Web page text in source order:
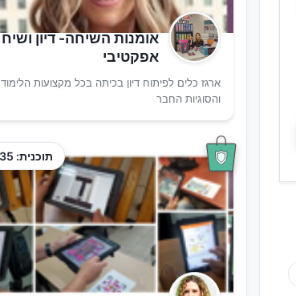
אומנות השיחה- דיון ושיח
אפקטיבי
ארגז כלים לפיתוח דיון בכיתה בכל מקצועות הלימוד
והסוגיות החבר
תוכנית: 24935